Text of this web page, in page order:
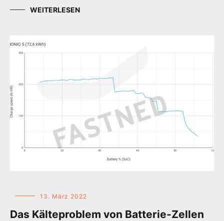
WEITERLESEN
13. März 2022
Das Kälteproblem von Batterie-Zellen